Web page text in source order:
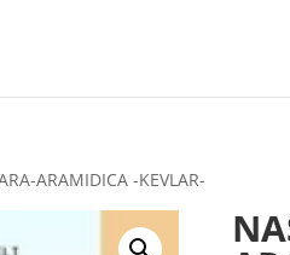
ARAMIDICA -KEVLAR-